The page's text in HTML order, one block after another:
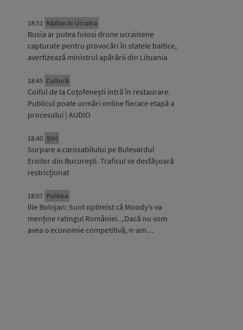
18:51 Război în Ucraina
Rusia ar putea folosi drone ucrainene
capturate pentru provocări în statele baltice,
avertizează ministrul apărării din Lituania
18:45 Cultură
Coiful de la Coțofenești intră în restaurare.
Publicul poate urmări online fiecare etapă a
procesului | AUDIO
18:40 Știri
Surpare a carosabilului pe Bulevardul
Eroilor din București. Traficul se desfășoară
restricționat
18:07 Politica
Ilie Bolojan: Sunt optimist că Moody’s va
menține ratingul României. „Dacă nu vom
avea o economie competitivă, n-am…